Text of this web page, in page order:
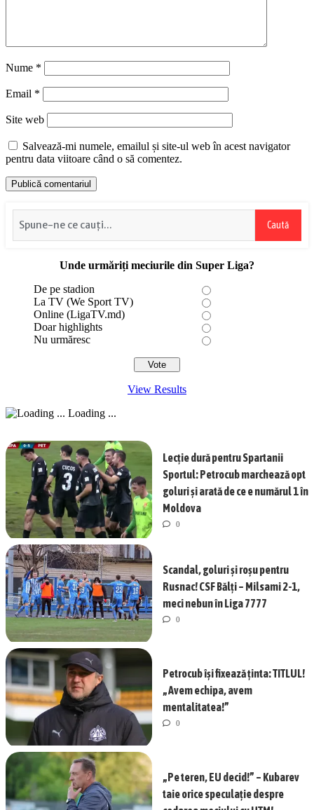
Nume *
Email *
Site web
Salvează-mi numele, emailul și site-ul web în acest navigator
pentru data viitoare când o să comentez.
Caută
Unde urmăriți meciurile din Super Liga?
De pe stadion
La TV (We Sport TV)
Online (LigaTV.md)
Doar highlights
Nu urmăresc
View Results
Loading ...
Lecție dură pentru Spartanii
Sportul: Petrocub marchează opt
goluri și arată de ce e numărul 1 în
Moldova
0
Scandal, goluri și roșu pentru
Rusnac! CSF Bălți – Milsami 2-1,
meci nebun în Liga 7777
0
Petrocub își fixează ținta: TITLUL!
„Avem echipa, avem
mentalitatea!”
0
„Pe teren, EU decid!” – Kubarev
taie orice speculație despre